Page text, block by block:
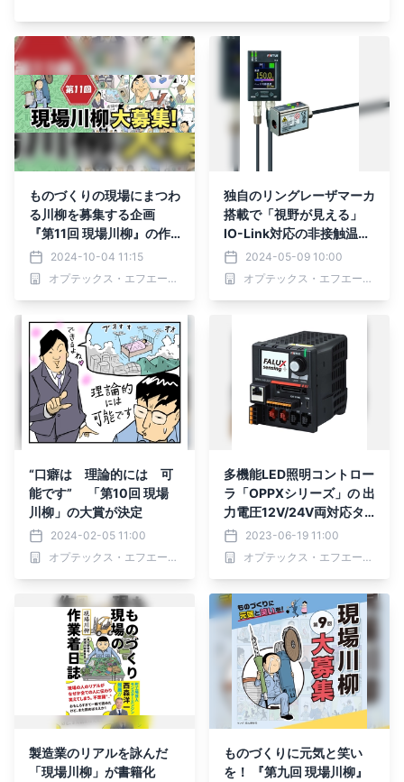
ものづくりの現場にまつわ
る川柳を募集する企画
『第11回 現場川柳』の作
品募集を10月3日(木)より
開始
2024-10-04 11:15
オプテックス・エフエー株式会社 販売促進部
独自のリングレーザマーカ
搭載で「視野が見える」
IO-Link対応の非接触温度
計TI-Sシリーズ発売
2024-05-09 10:00
オプテックス・エフエー株式会社 販売促進部
“口癖は 理論的には 可
能です” 「第10回 現場
川柳」の大賞が決定
2024-02-05 11:00
オプテックス・エフエー株式会社 販売促進部
多機能LED照明コントロー
ラ「OPPXシリーズ」の 出
力電圧12V/24V両対応タ
イプを6月19日(月)に発売
2023-06-19 11:00
オプテックス・エフエー株式会社 販売促進部
製造業のリアルを詠んだ
「現場川柳」が書籍化
ものづくりに元気と笑い
を！ 『第九回 現場川柳』